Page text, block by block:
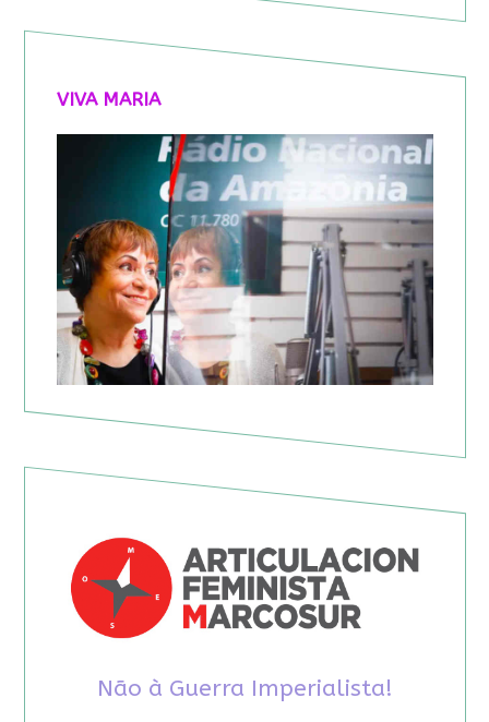
VIVA MARIA
Não à Guerra Imperialista!